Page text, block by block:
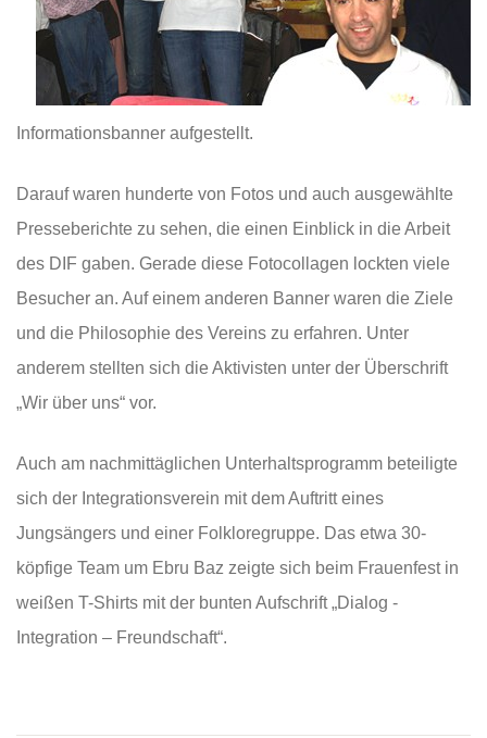
Informationsbanner aufgestellt.
Darauf waren hunderte von Fotos und auch ausgewählte
Presseberichte zu sehen, die einen Einblick in die Arbeit
des DIF gaben. Gerade diese Fotocollagen lockten viele
Besucher an. Auf einem anderen Banner waren die Ziele
und die Philosophie des Vereins zu erfahren. Unter
anderem stellten sich die Aktivisten unter der Überschrift
„Wir über uns“ vor.
Auch am nachmittäglichen Unterhaltsprogramm beteiligte
sich der Integrationsverein mit dem Auftritt eines
Jungsängers und einer Folkloregruppe. Das etwa 30-
köpfige Team um Ebru Baz zeigte sich beim Frauenfest in
weißen T-Shirts mit der bunten Aufschrift „Dialog -
Integration – Freundschaft“.